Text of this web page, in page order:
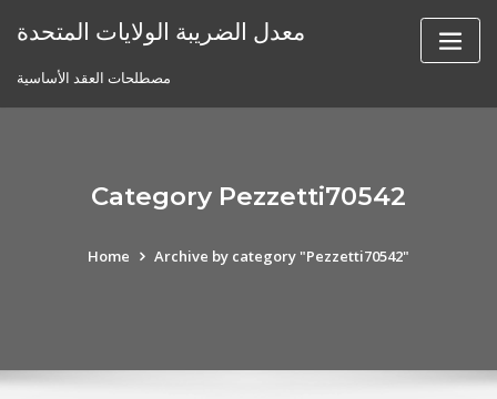
معدل الضريبة الولايات المتحدة
مصطلحات العقد الأساسية
Category Pezzetti70542
Home Archive by category "Pezzetti70542"